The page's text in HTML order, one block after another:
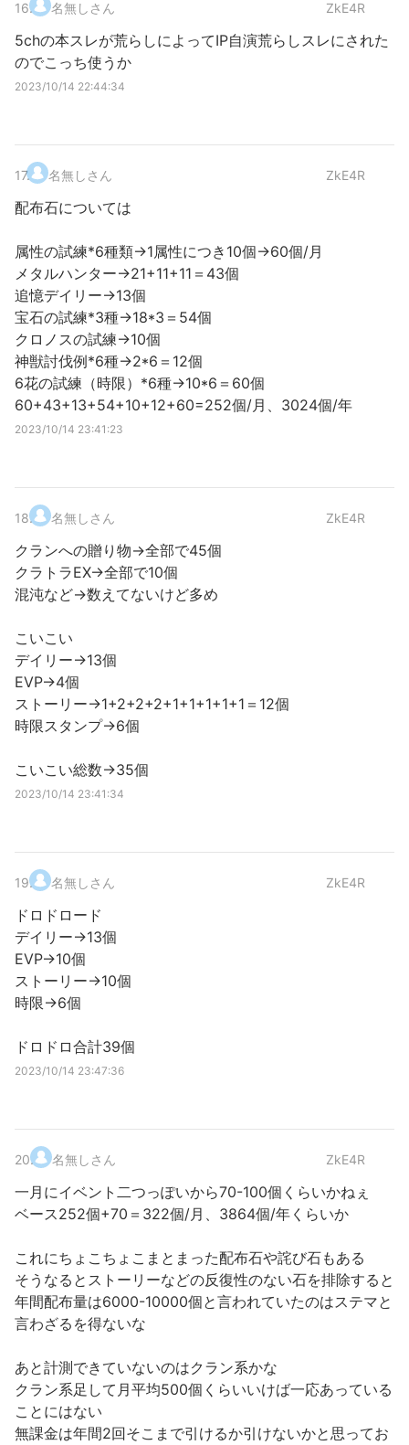
16. 名無しさん ZkE4R
5chの本スレが荒らしによってIP自演荒らしスレにされた
のでこっち使うか
2023/10/14 22:44:34
17. 名無しさん ZkE4R
配布石については
属性の試練*6種類→1属性につき10個→60個/月
メタルハンター→21+11+11＝43個
追憶デイリー→13個
宝石の試練*3種→18*3＝54個
クロノスの試練→10個
神獣討伐例*6種→2*6＝12個
6花の試練（時限）*6種→10*6＝60個
60+43+13+54+10+12+60=252個/月、3024個/年
2023/10/14 23:41:23
18. 名無しさん ZkE4R
クランへの贈り物→全部で45個
クラトラEX→全部で10個
混沌など→数えてないけど多め
こいこい
デイリー→13個
EVP→4個
ストーリー→1+2+2+2+1+1+1+1+1＝12個
時限スタンプ→6個
こいこい総数→35個
2023/10/14 23:41:34
19. 名無しさん ZkE4R
ドロドロード
デイリー→13個
EVP→10個
ストーリー→10個
時限→6個
ドロドロ合計39個
2023/10/14 23:47:36
20. 名無しさん ZkE4R
一月にイベント二つっぽいから70-100個くらいかねぇ
ベース252個+70＝322個/月、3864個/年くらいか
これにちょこちょこまとまった配布石や詫び石もある
そうなるとストーリーなどの反復性のない石を排除すると
年間配布量は6000-10000個と言われていたのはステマと
言わざるを得ないな
あと計測できていないのはクラン系かな
クラン系足して月平均500個くらいいけば一応あっている
ことにはない
無課金は年間2回そこまで引けるか引けないかと思ってお